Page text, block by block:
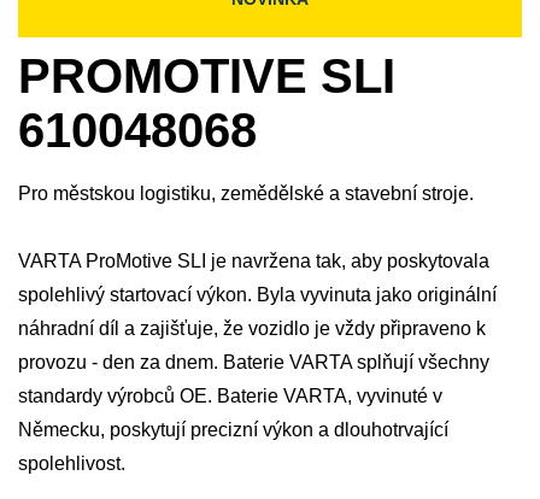
PROMOTIVE SLI
610048068
Pro městskou logistiku, zemědělské a stavební stroje.
VARTA ProMotive SLI je navržena tak, aby poskytovala
spolehlivý startovací výkon. Byla vyvinuta jako originální
náhradní díl a zajišťuje, že vozidlo je vždy připraveno k
provozu - den za dnem. Baterie VARTA splňují všechny
standardy výrobců OE. Baterie VARTA, vyvinuté v
Německu, poskytují precizní výkon a dlouhotrvající
spolehlivost.